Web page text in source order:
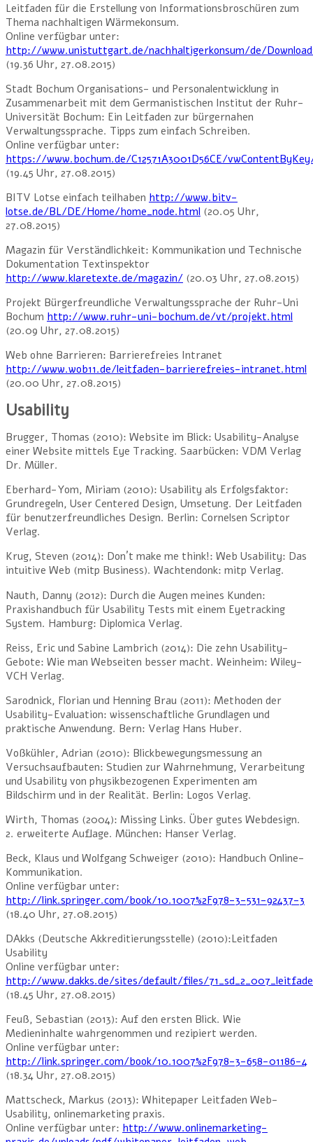
Leitfaden für die Erstellung von Informationsbroschüren zum
Thema nachhaltigen Wärmekonsum.
Online verfügbar unter:
http://www.unistuttgart.de/nachhaltigerkonsum/de/
(19.36 Uhr, 27.08.2015)
Stadt Bochum Organisations- und Personalentwicklung in
Zusammenarbeit mit dem Germanistischen Institut der Ruhr-
Universität Bochum: Ein Leitfaden zur bürgernahen
Verwaltungssprache. Tipps zum einfach Schreiben.
Online verfügbar unter:
https://www.bochum.de/C12571A3001D56CE/
(19.45 Uhr, 27.08.2015)
BITV Lotse einfach teilhaben http://www.bitv-
lotse.de/BL/DE/Home/home_node.html (20.05 Uhr,
27.08.2015)
Magazin für Verständlichkeit: Kommunikation und Technische
Dokumentation Textinspektor
http://www.klaretexte.de/magazin/ (20.03 Uhr, 27.08.2015)
Projekt Bürgerfreundliche Verwaltungssprache der Ruhr-Uni
Bochum http://www.ruhr-uni-bochum.de/vt/projekt.html
(20.09 Uhr, 27.08.2015)
Web ohne Barrieren: Barrierefreies Intranet
http://www.wob11.de/leitfaden-barrierefreies-intranet.html
(20.00 Uhr, 27.08.2015)
Usability
Brugger, Thomas (2010): Website im Blick: Usability-Analyse
einer Website mittels Eye Tracking. Saarbücken: VDM Verlag
Dr. Müller.
Eberhard-Yom, Miriam (2010): Usability als Erfolgsfaktor:
Grundregeln, User Centered Design, Umsetung. Der Leitfaden
für benutzerfreundliches Design. Berlin: Cornelsen Scriptor
Verlag.
Krug, Steven (2014): Don´t make me think!: Web Usability: Das
intuitive Web (mitp Business). Wachtendonk: mitp Verlag.
Nauth, Danny (2012): Durch die Augen meines Kunden:
Praxishandbuch für Usability Tests mit einem Eyetracking
System. Hamburg: Diplomica Verlag.
Reiss, Eric und Sabine Lambrich (2014): Die zehn Usability-
Gebote: Wie man Webseiten besser macht. Weinheim: Wiley-
VCH Verlag.
Sarodnick, Florian und Henning Brau (2011): Methoden der
Usability-Evaluation: wissenschaftliche Grundlagen und
praktische Anwendung. Bern: Verlag Hans Huber.
Voßkühler, Adrian (2010): Blickbewegungsmessung an
Versuchsaufbauten: Studien zur Wahrnehmung, Verarbeitung
und Usability von physikbezogenen Experimenten am
Bildschirm und in der Realität. Berlin: Logos Verlag.
Wirth, Thomas (2004): Missing Links. Über gutes Webdesign.
2. erweiterte Auflage. München: Hanser Verlag.
Beck, Klaus und Wolfgang Schweiger (2010): Handbuch Online-
Kommunikation.
Online verfügbar unter:
http://link.springer.com/book/10.1007%2F978-3-531-92437-3
(18.40 Uhr, 27.08.2015)
DAkks (Deutsche Akkreditierungsstelle) (2010):Leitfaden
Usability
Online verfügbar unter:
http://www.dakks.de/sites/default/files/
(18.45 Uhr, 27.08.2015)
Feuß, Sebastian (2013): Auf den ersten Blick. Wie
Medieninhalte wahrgenommen und rezipiert werden.
Online verfügbar unter:
http://link.springer.com/book/10.1007%2F978-3-658-01186-4
(18.34 Uhr, 27.08.2015)
Mattscheck, Markus (2013): Whitepaper Leitfaden Web-
Usability, onlinemarketing praxis.
Online verfügbar unter: http://www.onlinemarketing-